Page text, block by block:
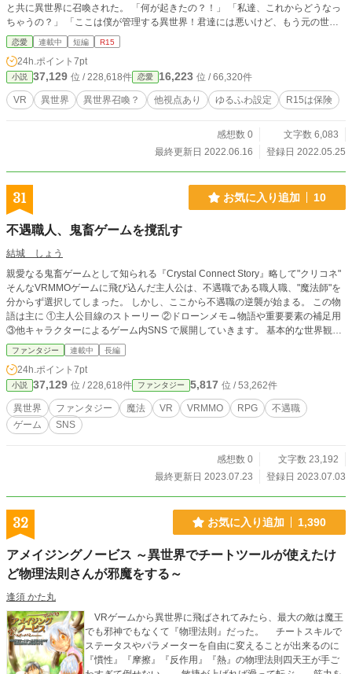
と共に異世界に召喚された。 「何が起きたの？！」 「私達、これからどうなっ
ちゃうの？」 「ここは僕が管理する異世界！君達には悪いけど、もう元の世界
には帰れないよ♪」 と言ったのは、その世界に呼んだ、VRのRPG世界のマスコ
ットキャラ（自称神様）だった。しかも、戻る手立てはないと言う！ 「アリシ
ア....」 「分かってる、みんなは私が守るわ」 仕方ないので、この世界で、仲間
と共に生きる為に戦いますっ！
恋愛 連載中 短編 R15
24h.ポイント 7pt
小説 37,129 位 / 228,618件 恋愛 16,223 位 / 66,320件
VR 異世界 異世界召喚？ 他視点あり ゆるふわ設定 R15は保険
感想数 0
文字数 6,083
最終更新日 2022.06.16
登録日 2022.05.25
31 お気に入り追加 10
不遇職人、鬼畜ゲームを撹乱す
結城 しょう
親愛なる鬼畜ゲームとして知られる『Crystal Connect Story』略して"クリコネ"
そんなVRMMOゲームに飛び込んだ主人公は、不遇職である職人職、"魔法師"を
分からず選択してしまった。 しかし、ここから不遇職の逆襲が始まる。 この物
語は主に ①主人公目線のストーリー ②ドローンメモ→物語や重要要素の補足用
③他キャラクターによるゲーム内SNS で展開していきます。 基本的な世界観は
すでにあるのですが、主人公の発見や、ゲーム内SNSの中で小出しにしようと
思っています。 ただ、要望があればその設定メモも投稿したいと思っていま
す。 初めての投稿で手探りですが、どうぞお楽しみください。 ※また、本作品
はweb小説サイト「小説家になろう」、「カクヨム」にも投稿しております。
ファンタジー 連載中 長編
24h.ポイント 7pt
小説 37,129 位 / 228,618件 ファンタジー 5,817 位 / 53,262件
異世界 ファンタジー 魔法 VR VRMMO RPG
不遇職
ゲーム
SNS
感想数 0
文字数 23,192
最終更新日 2023.07.23
登録日 2023.07.03
32 お気に入り追加 1,390
アメイジングノービス ～異世界でチートツールが使えたけ
ど物理法則さんが邪魔をする～
逢須 かた丸
VRゲームから異世界に飛ばされてみたら、最大の敵は魔王
でも邪神でもなくて『物理法則』だった。 チートスキルで
ステータスやパラメーターを自由に変えることが出来るのに
『慣性』『摩擦』『反作用』『熱』の物理法則四天王が手ご